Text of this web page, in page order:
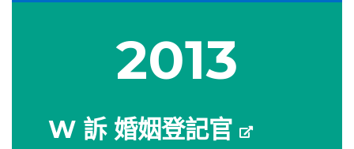
2013
W 訴 婚姻登記官